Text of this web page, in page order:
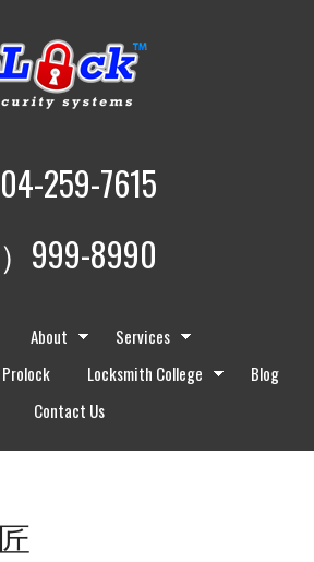
259-7615
）999-8990
About
Services
Locksmith College
Blog
Contact Us